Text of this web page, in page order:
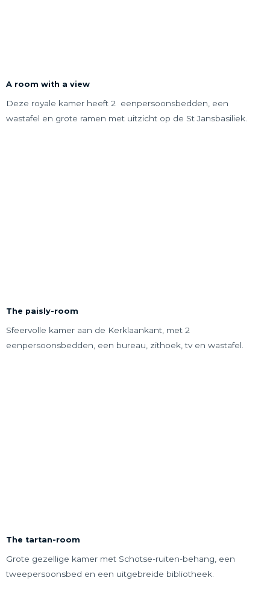
A room with a view
Deze royale kamer heeft 2 eenpersoonsbedden, een
wastafel en grote ramen met uitzicht op de St Jansbasiliek.
The paisly-room
Sfeervolle kamer aan de Kerklaankant, met 2
eenpersoonsbedden, een bureau, zithoek, tv en wastafel.
The tartan-room
Grote gezellige kamer met Schotse-ruiten-behang, een
tweepersoonsbed en een uitgebreide bibliotheek.